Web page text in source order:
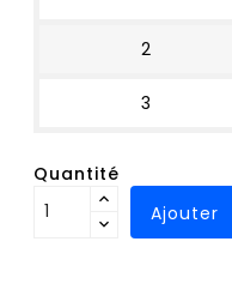
2
3
Quantité
Ajouter